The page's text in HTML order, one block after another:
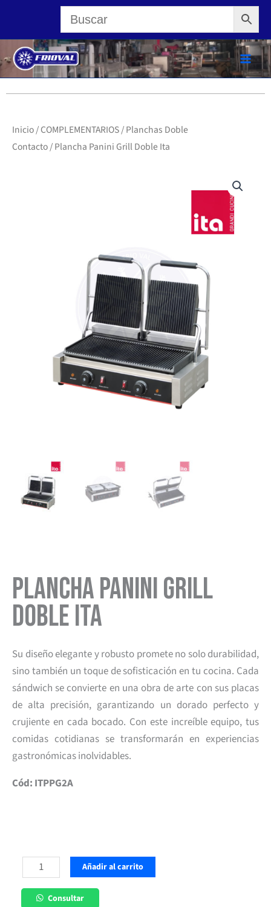
contenido
Inicio/COMPLEMENTARIOS/Planchas Doble
Contacto/ Plancha Panini Grill Doble Ita
Plancha Panini Grill
Doble Ita
Su diseño elegante y robusto promete no solo durabilidad,
sino también un toque de sofisticación en tu cocina. Cada
sándwich se convierte en una obra de arte con sus placas
de alta precisión, garantizando un dorado perfecto y
crujiente en cada bocado. Con este increíble equipo, tus
comidas cotidianas se transformarán en experiencias
gastronómicas inolvidables.
Cód: ITPPG2A
Plancha
Panini
Grill
Añadir al carrito
Consultar